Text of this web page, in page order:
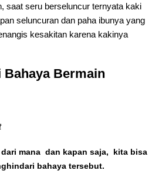
saat seru berseluncur ternyata kaki
seluncuran dan paha ibunya yang
kesakitan karena kakinya
Bahaya Bermain
mana dan kapan saja, kita bisa
bahaya tersebut.